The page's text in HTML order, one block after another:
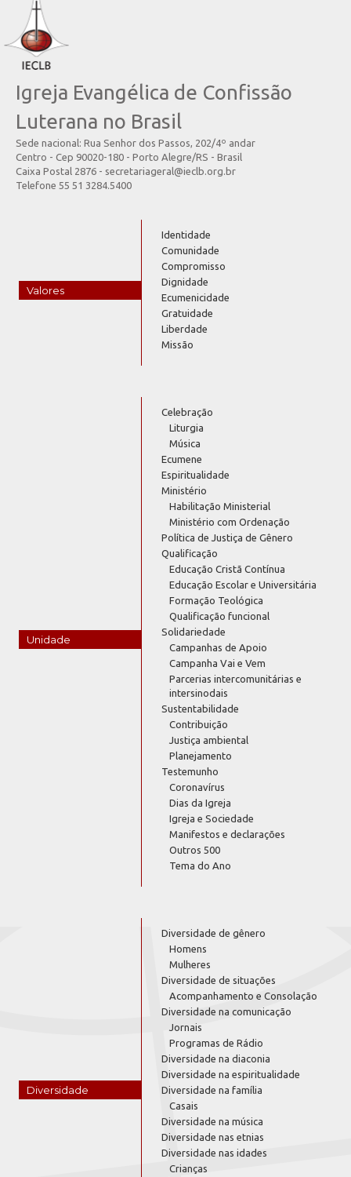
Igreja Evangélica de Confissão
Luterana no Brasil
Sede nacional: Rua Senhor dos Passos, 202/4º andar
Centro - Cep 90020-180 - Porto Alegre/RS - Brasil
Caixa Postal 2876 - secretariageral@ieclb.org.br
Telefone 55 51 3284.5400
Valores
Identidade
Comunidade
Compromisso
Dignidade
Ecumenicidade
Gratuidade
Liberdade
Missão
Unidade
Celebração
Liturgia
Música
Ecumene
Espiritualidade
Ministério
Habilitação Ministerial
Ministério com Ordenação
Política de Justiça de Gênero
Qualificação
Educação Cristã Contínua
Educação Escolar e Universitária
Formação Teológica
Qualificação funcional
Solidariedade
Campanhas de Apoio
Campanha Vai e Vem
Parcerias intercomunitárias e
intersinodais
Sustentabilidade
Contribuição
Justiça ambiental
Planejamento
Testemunho
Coronavírus
Dias da Igreja
Igreja e Sociedade
Manifestos e declarações
Outros 500
Tema do Ano
Diversidade
Diversidade de gênero
Homens
Mulheres
Diversidade de situações
Acompanhamento e Consolação
Diversidade na comunicação
Jornais
Programas de Rádio
Diversidade na diaconia
Diversidade na espiritualidade
Diversidade na família
Casais
Diversidade na música
Diversidade nas etnias
Diversidade nas idades
Crianças